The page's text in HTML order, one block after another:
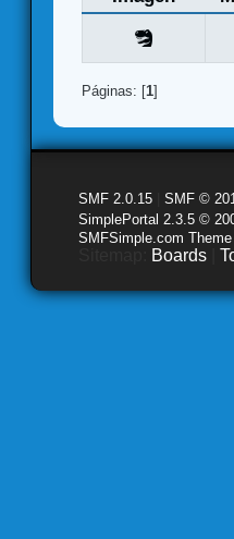
Páginas: [1]
SMF 2.0.15 SMF ©
SimplePortal 2.3.5 ©
SMFSimple.com
Boards